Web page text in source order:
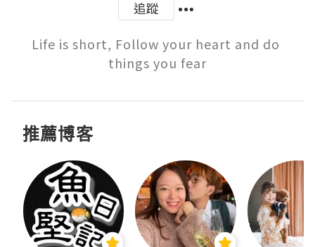
追蹤
Life is short, Follow your heart and do
things you fear
推薦博客